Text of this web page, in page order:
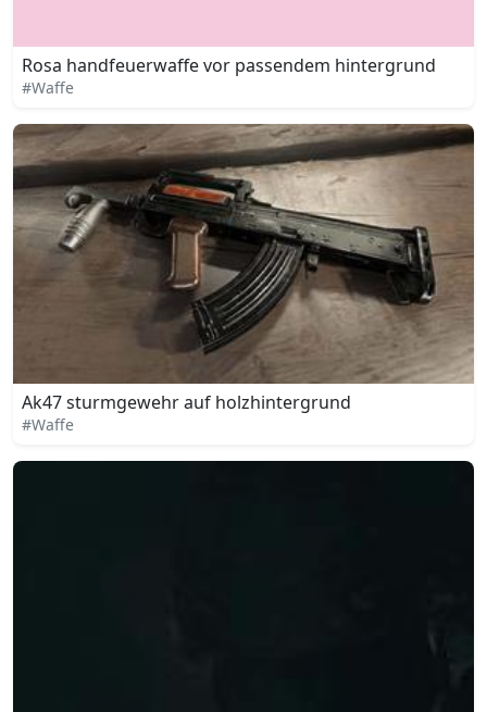
Rosa handfeuerwaffe vor passendem hintergrund
#Waffe
Ak47 sturmgewehr auf holzhintergrund
#Waffe